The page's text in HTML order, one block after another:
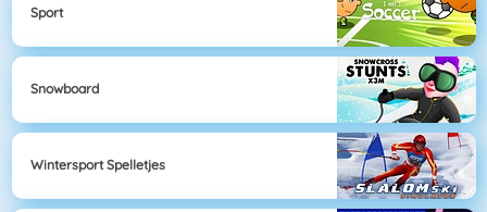
Sport
Snowboard
Wintersport Spelletjes